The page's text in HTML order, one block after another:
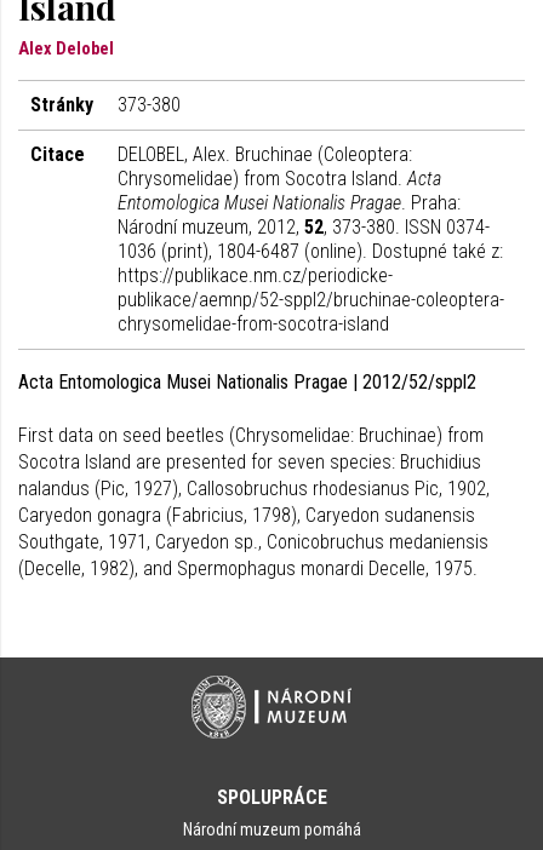
Alex Delobel
Stránky 373-380
Citace
DELOBEL, Alex. Bruchinae (Coleoptera:
Chrysomelidae) from Socotra Island.Acta
Entomologica Musei Nationalis Pragae. Praha:
Národní muzeum, 2012, 52, 373-380. ISSN 0374-
1036 (print), 1804-6487 (online). Dostupné také z:
https://publikace.nm.cz/periodicke-
publikace/aemnp/52-sppl2/bruchinae-coleoptera-
chrysomelidae-from-socotra-island
Acta Entomologica Musei Nationalis Pragae | 2012/52/sppl2
First data on seed beetles (Chrysomelidae: Bruchinae) from
Socotra Island are presented for seven species: Bruchidius
nalandus (Pic, 1927), Callosobruchus rhodesianus Pic, 1902,
Caryedon gonagra (Fabricius, 1798), Caryedon sudanensis
Southgate, 1971, Caryedon sp., Conicobruchus medaniensis
(Decelle, 1982), and Spermophagus monardi Decelle, 1975.
SPOLUPRÁCE
Národní muzeum pomáhá